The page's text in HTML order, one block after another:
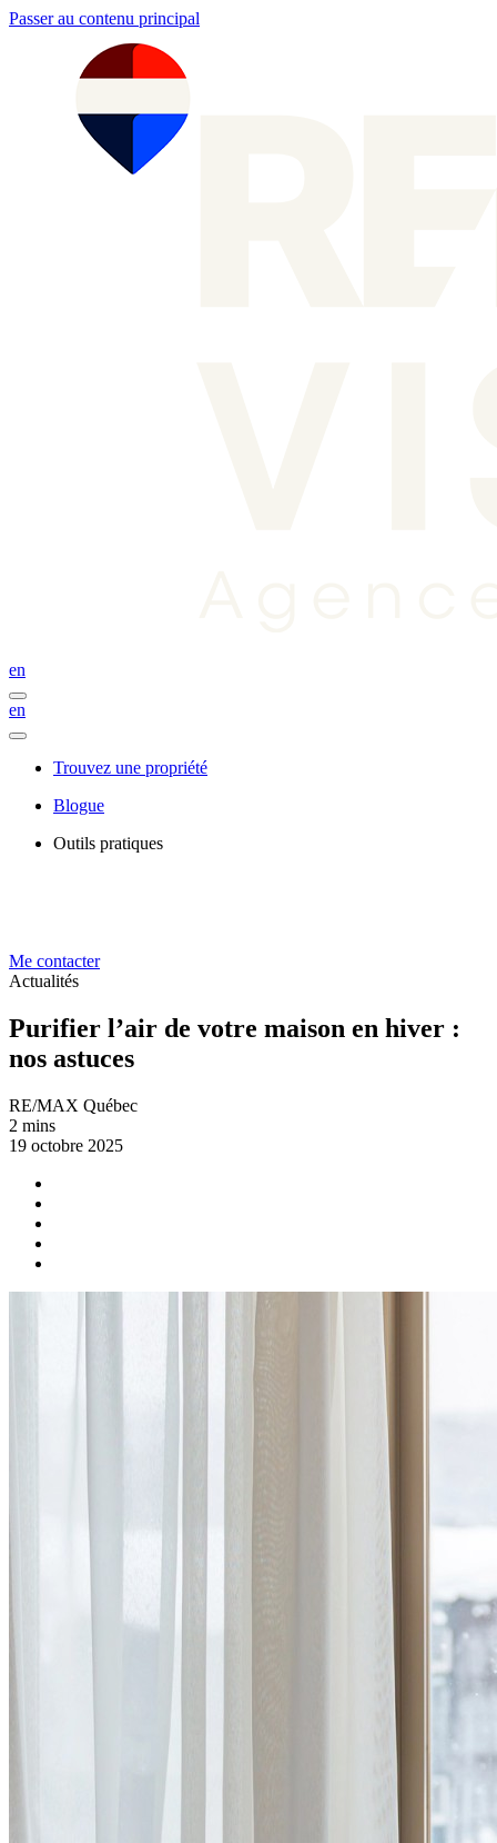
Passer au contenu principal
en
en
Trouvez une propriété
Blogue
Outils pratiques
Me contacter
Actualités
Purifier l’air de votre maison en hiver :
nos astuces
RE/MAX Québec
2 mins
19 octobre 2025